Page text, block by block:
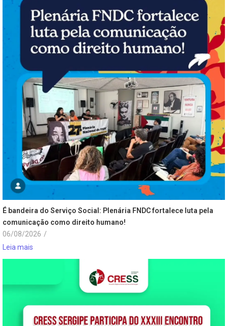
É bandeira do Serviço Social: Plenária FNDC fortalece luta pela
comunicação como direito humano!
06/08/2026 /
Leia mais